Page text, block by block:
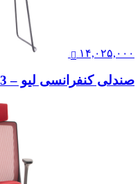
۱۴,۰۲۵,۰۰۰
صندلی کنفرانسی لیو – Q63